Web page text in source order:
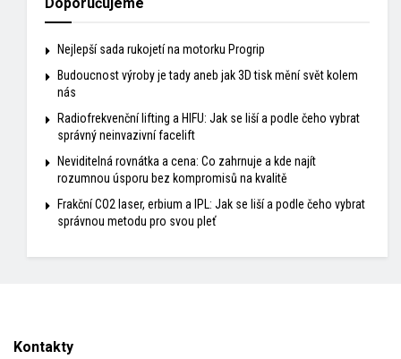
Nejlepší sada rukojetí na motorku Progrip
Budoucnost výroby je tady aneb jak 3D tisk mění svět kolem
nás
Radiofrekvenční lifting a HIFU: Jak se liší a podle čeho vybrat
správný neinvazivní facelift
Neviditelná rovnátka a cena: Co zahrnuje a kde najít
rozumnou úsporu bez kompromisů na kvalitě
Frakční CO2 laser, erbium a IPL: Jak se liší a podle čeho vybrat
správnou metodu pro svou pleť
Kontakty